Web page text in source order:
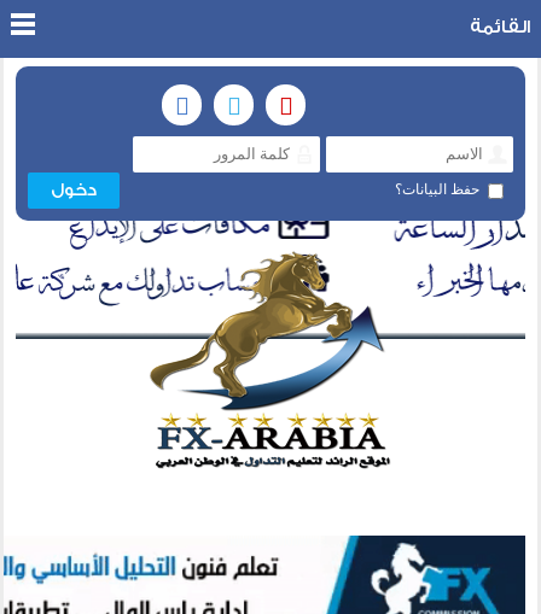
حفظ البيانات؟
القائمة